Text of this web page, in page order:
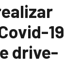
19
drive-